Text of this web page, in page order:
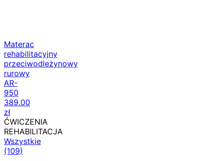
Materac
rehabilitacyjny
przeciwodleżynowy
rurowy
AR-
950
389.00
zł
ĆWICZENIA
REHABILITACJA
Wszystkie
(109)